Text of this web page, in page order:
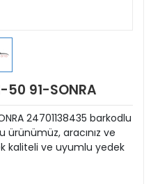
50 91-SONRA
24701138435 barkodlu
ürünümüz, aracınız ve
kaliteli ve uyumlu yedek